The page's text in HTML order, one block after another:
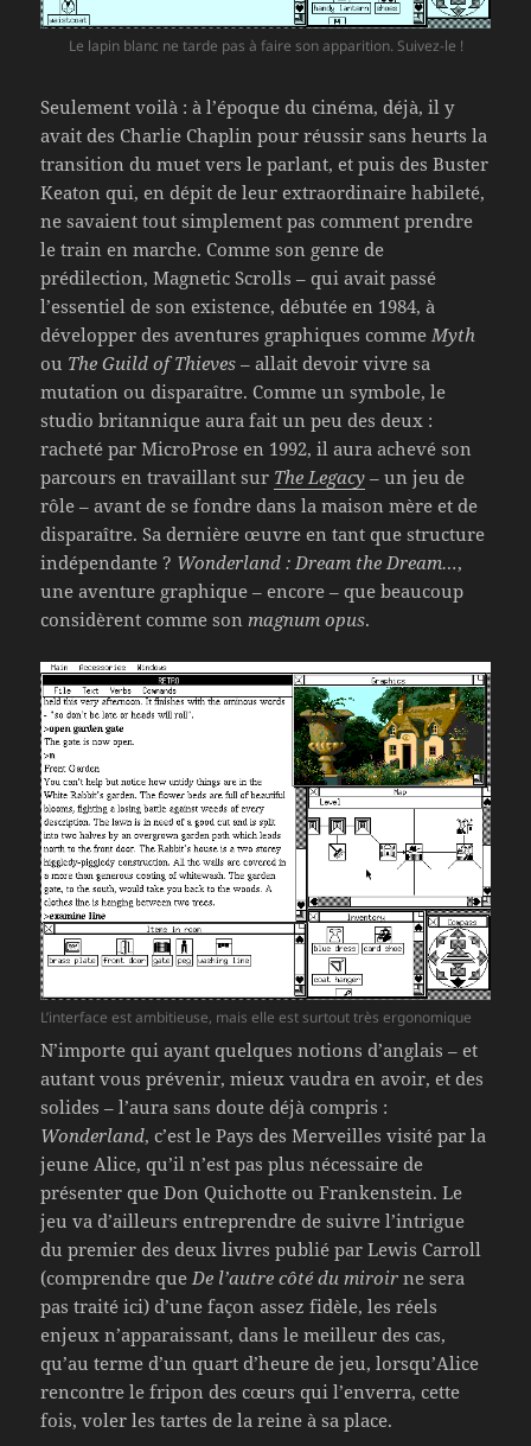
Le lapin blanc ne tarde pas à faire son apparition. Suivez-le !
Seulement voilà : à l’époque du cinéma, déjà, il y
avait des Charlie Chaplin pour réussir sans heurts la
transition du muet vers le parlant, et puis des Buster
Keaton qui, en dépit de leur extraordinaire habileté,
ne savaient tout simplement pas comment prendre
le train en marche. Comme son genre de
prédilection, Magnetic Scrolls – qui avait passé
l’essentiel de son existence, débutée en 1984, à
développer des aventures graphiques commeMyth
ou The Guild of Thieves – allait devoir vivre sa
mutation ou disparaître. Comme un symbole, le
studio britannique aura fait un peu des deux :
racheté par MicroProse en 1992, il aura achevé son
parcours en travaillant sur The Legacy – un jeu de
rôle – avant de se fondre dans la maison mère et de
disparaître. Sa dernière œuvre en tant que structure
indépendante ? Wonderland : Dream the Dream…,
une aventure graphique – encore – que beaucoup
considèrent comme sonmagnum opus.
L’interface est ambitieuse, mais elle est surtout très ergonomique
N’importe qui ayant quelques notions d’anglais – et
autant vous prévenir, mieux vaudra en avoir, et des
solides – l’aura sans doute déjà compris :
Wonderland, c’est le Pays des Merveilles visité par la
jeune Alice, qu’il n’est pas plus nécessaire de
présenter que Don Quichotte ou Frankenstein. Le
jeu va d’ailleurs entreprendre de suivre l’intrigue
du premier des deux livres publié par Lewis Carroll
(comprendre que De l’autre côté du miroir ne sera
pas traité ici) d’une façon assez fidèle, les réels
enjeux n’apparaissant, dans le meilleur des cas,
qu’au terme d’un quart d’heure de jeu, lorsqu’Alice
rencontre le fripon des cœurs qui l’enverra, cette
fois, voler les tartes de la reine à sa place.